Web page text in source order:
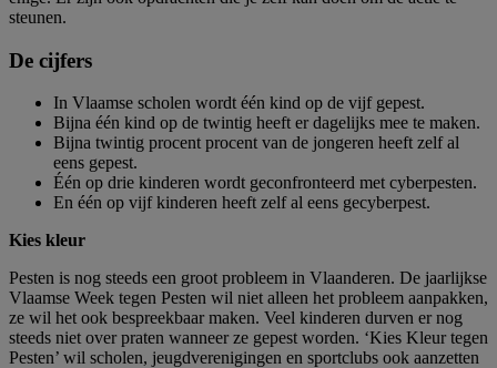
steunen.
De cijfers
In Vlaamse scholen wordt één kind op de vijf gepest.
Bijna één kind op de twintig heeft er dagelijks mee te maken.
Bijna twintig procent procent van de jongeren heeft zelf al
eens gepest.
Één op drie kinderen wordt geconfronteerd met cyberpesten.
En één op vijf kinderen heeft zelf al eens gecyberpest.
Kies kleur
Pesten is nog steeds een groot probleem in Vlaanderen. De jaarlijkse
Vlaamse Week tegen Pesten wil niet alleen het probleem aanpakken,
ze wil het ook bespreekbaar maken. Veel kinderen durven er nog
steeds niet over praten wanneer ze gepest worden. ‘Kies Kleur tegen
Pesten’ wil scholen, jeugdverenigingen en sportclubs ook aanzetten